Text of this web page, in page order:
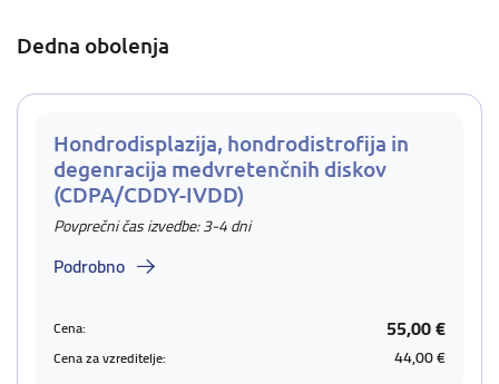
Dedna obolenja
Hondrodisplazija, hondrodistrofija in
degenracija medvretenčnih diskov
(CDPA/CDDY-IVDD)
Povprečni čas izvedbe: 3-4 dni
Podrobno
Cena: 55,00 €
Cena za vzreditelje: 44,00 €